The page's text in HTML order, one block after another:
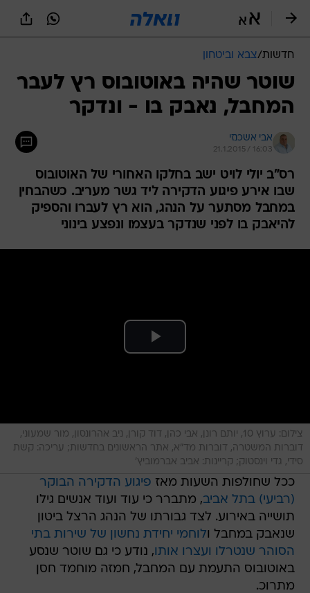
חדשות/צבא וביטחון
שוטר שהיה באוטובוס רץ לעבר
המחבל, נאבק בו - ונדקר
אבי אשכנזי
21.1.2015 / 16:03
רס"ב יולי לויט ישב בחלקו האחורי של האוטובוס
שבו אירע פיגוע הדקירה ליד גשר מעריב. כשהבחין
במחבל מסתער על הנהג, הוא רץ לעברו והספיק
להיאבק בו לפני שנדקר בעצמו ונפצע בינוני
צילום: ערוץ 10, יותם רונן, אבי כהן, דוד קורן, ניב אהרונסון, מור שמעוני,
דוברות המשטרה, דוברות מד"א, אתר הראשונים בחדשות; עריכה: קשת
סידי, גדי וינסטוק; קריינות: אביב אברמוביץ'
ככל שחולפות השעות מאז פיגוע הדקירה הבוקר
(רביעי) בתל אביב, מתברר כי עוד ועוד אנשים גילו
תושייה באירוע. לצד גבורתו של הנהג הרצל ביטון
שנאבק במחבל ולוחמי יחידת נחשון של שירות בתי
הסוהר שנטרלו ועצרו אותו, נודע כי גם שוטר שנסע
באוטובוס התעמת עם המחבל, חמזה מוחמד חסן
מתרוכ.